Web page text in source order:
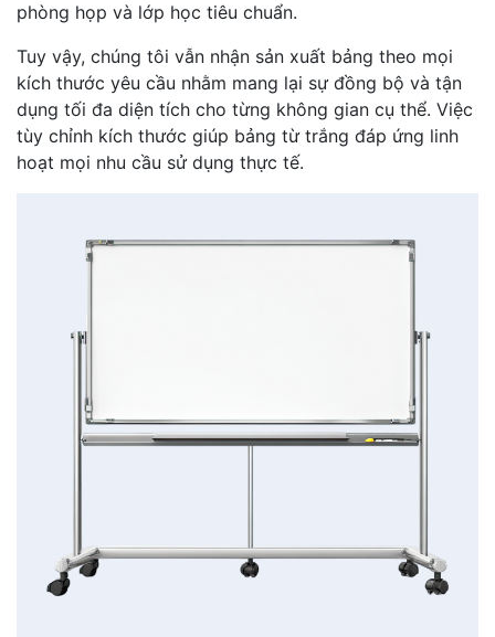
phòng họp và lớp học tiêu chuẩn.
Tuy vậy, chúng tôi vẫn nhận sản xuất bảng theo mọi
kích thước yêu cầu nhằm mang lại sự đồng bộ và tận
dụng tối đa diện tích cho từng không gian cụ thể. Việc
tùy chỉnh kích thước giúp bảng từ trắng đáp ứng linh
hoạt mọi nhu cầu sử dụng thực tế.